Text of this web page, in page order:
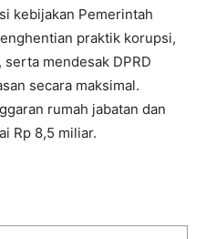
kebijakan Pemerintah
praktik korupsi,
mendesak DPRD
secara maksimal.
rumah jabatan dan
Rp 8,5 miliar.